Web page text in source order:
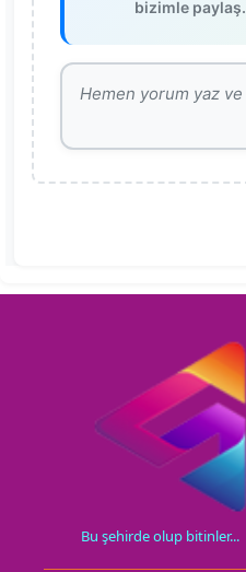
bizimle paylaş.
Bu şehirde olup bitinler...